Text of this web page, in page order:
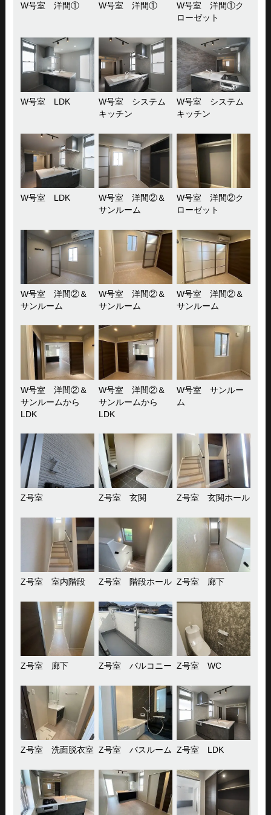
W号室 洋間① W号室 洋間①
W号室 洋間①ク
ローゼット
W号室 LDK
W号室 システム
キッチン
W号室 システム
キッチン
W号室 LDK
W号室 洋間②＆
サンルーム
W号室 洋間②ク
ローゼット
W号室 洋間②＆
サンルーム
W号室 洋間②＆
サンルーム
W号室 洋間②＆
サンルーム
W号室 洋間②＆
サンルームから
LDK
W号室 洋間②＆
サンルームから
LDK
W号室 サンルー
ム
Z号室 Z号室 玄関 Z号室 玄関ホール
Z号室 室内階段 Z号室 階段ホール Z号室 廊下
Z号室 廊下 Z号室 バルコニー Z号室 WC
Z号室 洗面脱衣室 Z号室 バスルーム Z号室 LDK